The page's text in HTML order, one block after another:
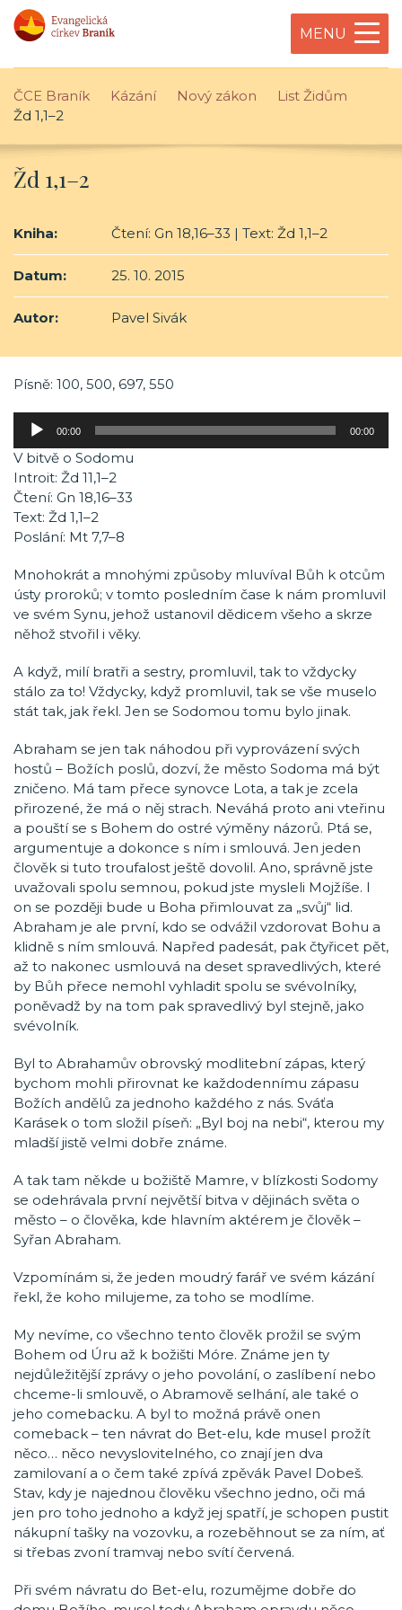
MENU
ČCE Braník Kázání Nový zákon
List Židům
Žd 1,1–2
Žd 1,1–2
Kniha: Čtení: Gn 18,16–33 | Text: Žd 1,1–2
Datum: 25. 10. 2015
Autor: Pavel Sivák
Písně: 100, 500, 697, 550
Audio
00:00 00:00
V bitvě o Sodomu
Introit: Žd 11,1–2
Čtení: Gn 18,16–33
Text: Žd 1,1–2
Poslání: Mt 7,7–8
Mnohokrát a mnohými způsoby mluvíval Bůh k otcům
ústy proroků; v tomto posledním čase k nám promluvil
ve svém Synu, jehož ustanovil dědicem všeho a skrze
něhož stvořil i věky.
A když, milí bratři a sestry, promluvil, tak to vždycky
stálo za to! Vždycky, když promluvil, tak se vše muselo
stát tak, jak řekl. Jen se Sodomou tomu bylo jinak.
Abraham se jen tak náhodou při vyprovázení svých
hostů – Božích poslů, dozví, že město Sodoma má být
zničeno. Má tam přece synovce Lota, a tak je zcela
přirozené, že má o něj strach. Neváhá proto ani vteřinu
a pouští se s Bohem do ostré výměny názorů. Ptá se,
argumentuje a dokonce s ním i smlouvá. Jen jeden
člověk si tuto troufalost ještě dovolil. Ano, správně jste
uvažovali spolu semnou, pokud jste mysleli Mojžíše. I
on se později bude u Boha přimlouvat za „svůj“ lid.
Abraham je ale první, kdo se odvážil vzdorovat Bohu a
klidně s ním smlouvá. Napřed padesát, pak čtyřicet pět,
až to nakonec usmlouvá na deset spravedlivých, které
by Bůh přece nemohl vyhladit spolu se svévolníky,
poněvadž by na tom pak spravedlivý byl stejně, jako
svévolník.
Byl to Abrahamův obrovský modlitební zápas, který
bychom mohli přirovnat ke každodennímu zápasu
Božích andělů za jednoho každého z nás. Sváťa
Karásek o tom složil píseň: „Byl boj na nebi“, kterou my
mladší jistě velmi dobře známe.
A tak tam někde u božiště Mamre, v blízkosti Sodomy
se odehrávala první největší bitva v dějinách světa o
město – o člověka, kde hlavním aktérem je člověk –
Syřan Abraham.
Vzpomínám si, že jeden moudrý farář ve svém kázání
řekl, že koho milujeme, za toho se modlíme.
My nevíme, co všechno tento člověk prožil se svým
Bohem od Úru až k božišti Móre. Známe jen ty
nejdůležitější zprávy o jeho povolání, o zaslíbení nebo
chceme-li smlouvě, o Abramově selhání, ale také o
jeho comebacku. A byl to možná právě onen
comeback – ten návrat do Bet-elu, kde musel prožít
něco… něco nevyslovitelného, co znají jen dva
zamilovaní a o čem také zpívá zpěvák Pavel Dobeš.
Stav, kdy je najednou člověku všechno jedno, oči má
jen pro toho jednoho a když jej spatří, je schopen pustit
nákupní tašky na vozovku, a rozeběhnout se za ním, ať
si třebas zvoní tramvaj nebo svítí červená.
Při svém návratu do Bet-elu, rozumějme dobře do